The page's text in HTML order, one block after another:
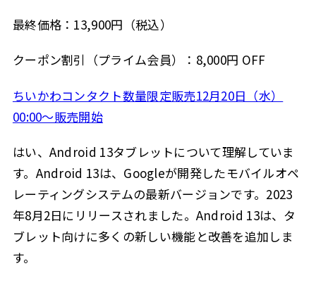
最終価格：13,900円（税込）
クーポン割引（プライム会員）：8,000円 OFF
ちいかわコンタクト数量限定販売12月20日（水）
00:00～販売開始
はい、Android 13タブレットについて理解していま
す。Android 13は、Googleが開発したモバイルオペ
レーティングシステムの最新バージョンです。2023
年8月2日にリリースされました。Android 13は、タ
ブレット向けに多くの新しい機能と改善を追加しま
す。